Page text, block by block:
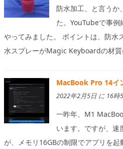
防水加工、と言うか
た。YouTubeで事例
やってみました。 ポイントは、防水
水スプレーがMagic Keyboardの材質
MacBook Pro 14イ
2022年2月5日 に 16時
一昨年、M1
います。ですが、速
が、メモリ16GBの制限でアプリを